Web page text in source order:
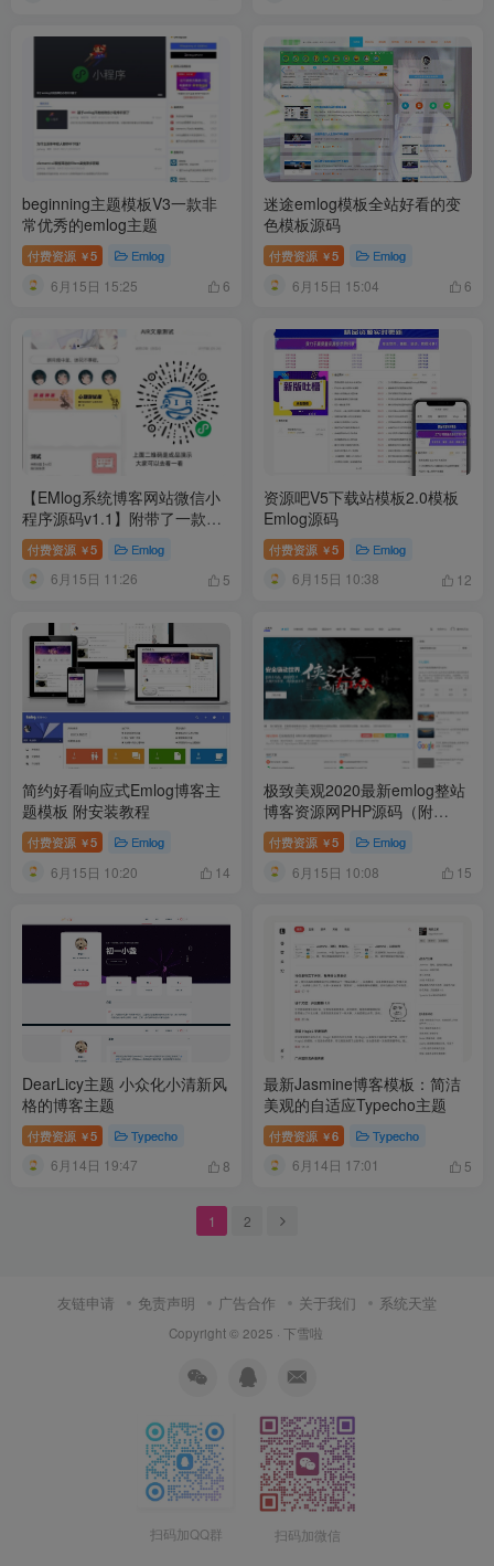
beginning主题模板V3一款非
常优秀的emlog主题
付费资源 ￥5 Emlog
6月15日 15:25 6
迷途emlog模板全站好看的变
色模板源码
付费资源 ￥5 Emlog
6月15日 15:04 6
【EMlog系统博客网站微信小
程序源码v1.1】附带了一款非
常好看的大前端模板
付费资源 ￥5 Emlog
6月15日 11:26 5
资源吧V5下载站模板2.0模板
Emlog源码
付费资源 ￥5 Emlog
6月15日 10:38 12
简约好看响应式Emlog博客主
题模板 附安装教程
付费资源 ￥5 Emlog
6月15日 10:20 14
极致美观2020最新emlog整站
博客资源网PHP源码（附
250+数据）
付费资源 ￥5 Emlog
6月15日 10:08 15
DearLicy主题 小众化小清新风
格的博客主题
付费资源 ￥5 Typecho
6月14日 19:47 8
最新Jasmine博客模板：简洁
美观的自适应Typecho主题
付费资源 ￥6 Typecho
6月14日 17:01 5
1 2
友链申请 免责声明 广告合作 关于我们 系统天堂
Copyright © 2025 · 下雪啦
扫码加QQ群 扫码加微信